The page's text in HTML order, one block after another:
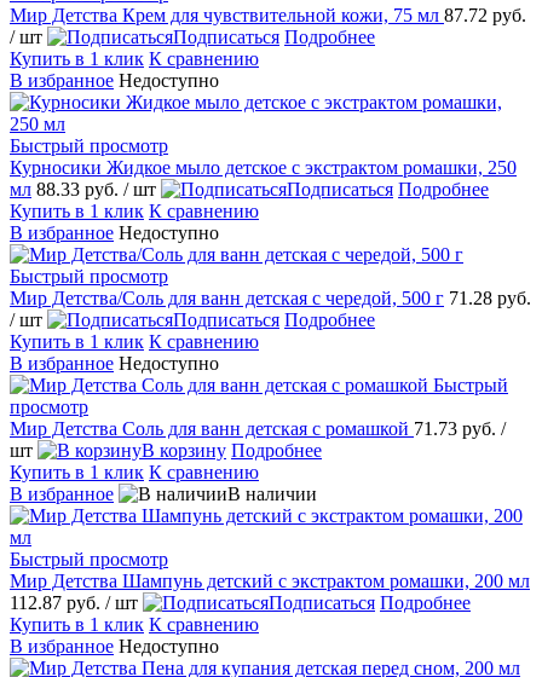
Мир Детства Крем для чувствительной кожи, 75 мл 87.72 руб.
/ шт
Подписаться Подробнее
Купить в 1 клик К сравнению
В избранное Недоступно
Быстрый просмотр
Курносики Жидкое мыло детское с экстрактом ромашки, 250
мл 88.33 руб. / шт Подписаться Подробнее
Купить в 1 клик К сравнению
В избранное Недоступно
Быстрый просмотр
Мир Детства/Соль для ванн детская с чередой, 500 г 71.28 руб.
/ шт
Подписаться Подробнее
Купить в 1 клик К сравнению
В избранное Недоступно
Быстрый
просмотр
Мир Детства Соль для ванн детская с ромашкой 71.73 руб. /
шт
В корзину Подробнее
Купить в 1 клик К сравнению
В избранное
В наличии
Быстрый просмотр
Мир Детства Шампунь детский с экстрактом ромашки, 200 мл
112.87 руб. / шт Подписаться Подробнее
Купить в 1 клик К сравнению
В избранное Недоступно